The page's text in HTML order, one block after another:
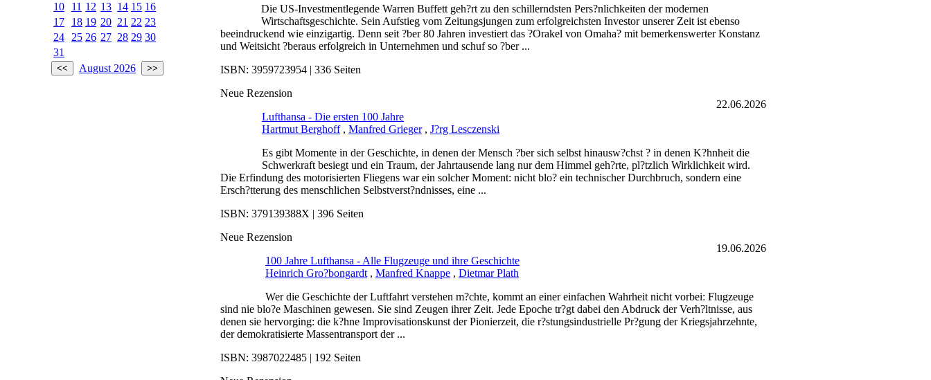
10
11 12 13 14 15 16
17
18 19 20 21 22 23
24 25 26 27 28 29 30
31
August 2026
Die US-Investmentlegende Warren Buffett geh?rt zu den schillerndsten Pers?nlichkeiten der modernen
Wirtschaftsgeschichte. Sein Aufstieg vom Zeitungsjungen zum erfolgreichsten Investor unserer Zeit ist ebenso
beeindruckend wie einzigartig. Denn seit ?ber 80 Jahren investiert das ?Orakel von Omaha? mit bemerkenswerter Konstanz
und Weitsicht ?beraus erfolgreich in Unternehmen und schuf so ?ber ...
ISBN: 3959723954 | 336 Seiten
22.06.2026
Neue Rezension
Lufthansa - Die ersten 100 Jahre
Hartmut Berghoff, Manfred Grieger, J?rg Lesczenski
Es gibt Momente in der Geschichte, in denen der Mensch ?ber sich selbst hinausw?chst ? in denen K?hnheit die
Schwerkraft besiegt und ein Traum, der Jahrtausende lang nur dem Himmel geh?rte, pl?tzlich Wirklichkeit wird.
Die Erfindung des motorisierten Fliegens war ein solcher Moment: nicht blo? ein technischer Durchbruch, sondern eine
Ersch?tterung des menschlichen Selbstverst?ndnisses, eine ...
ISBN: 379139388X | 396 Seiten
19.06.2026
Neue Rezension
100 Jahre Lufthansa - Alle Flugzeuge und ihre Geschichte
Heinrich Gro?bongardt , Manfred Knappe , Dietmar Plath
Wer die Geschichte der Luftfahrt verstehen m?chte, kommt an einer einfachen Wahrheit nicht vorbei: Flugzeuge
sind nie blo?e Maschinen gewesen. Sie sind Zeugen ihrer Zeit. Jede Epoche tr?gt dabei den Abdruck der Verh?ltnisse, aus
denen sie hervorging: die k?hne Improvisationskunst der Pionierzeit, die r?stungsindustrielle Pr?gung der Kriegsjahrzehnte,
der demokratisierte Massentransport der ...
ISBN: 3987022485 | 192 Seiten